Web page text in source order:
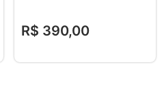
R$ 390,00